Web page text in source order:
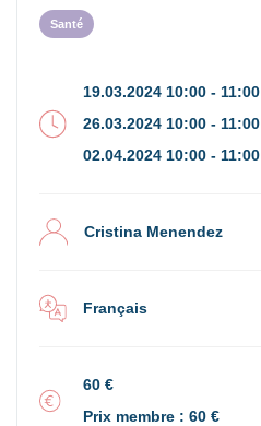
Santé
19.03.2024 10:00 - 11:00
26.03.2024 10:00 - 11:00
02.04.2024 10:00 - 11:00
Cristina Menendez
Français
60 €
Prix membre : 60 €